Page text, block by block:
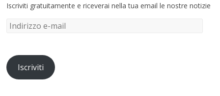
Iscriviti gratuitamente e riceverai nella tua email le nostre notizie
Iscriviti